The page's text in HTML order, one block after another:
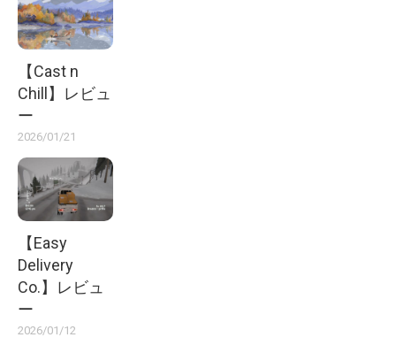
【Cast n
Chill】レビュ
ー
2026/01/21
【Easy
Delivery
Co.】レビュ
ー
2026/01/12